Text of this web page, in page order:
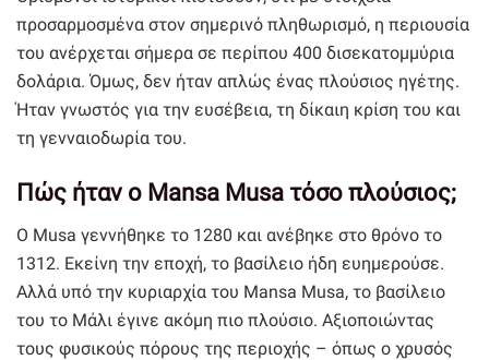
προσαρμοσμένα στον σημερινό πληθωρισμό, η περιουσία
του ανέρχεται σήμερα σε περίπου 400 δισεκατομμύρια
δολάρια. Όμως, δεν ήταν απλώς ένας πλούσιος ηγέτης.
Ήταν γνωστός για την ευσέβεια, τη δίκαιη κρίση του και
τη γενναιοδωρία του.
Πώς ήταν ο Mansa Musa τόσο πλούσιος;
Ο Musa γεννήθηκε το 1280 και ανέβηκε στο θρόνο το
1312. Εκείνη την εποχή, το βασίλειο ήδη ευημερούσε.
Αλλά υπό την κυριαρχία του Mansa Musa, το βασίλειο
του το Μάλι έγινε ακόμη πιο πλούσιο. Αξιοποιώντας
τους φυσικούς πόρους της περιοχής – όπως ο χρυσός